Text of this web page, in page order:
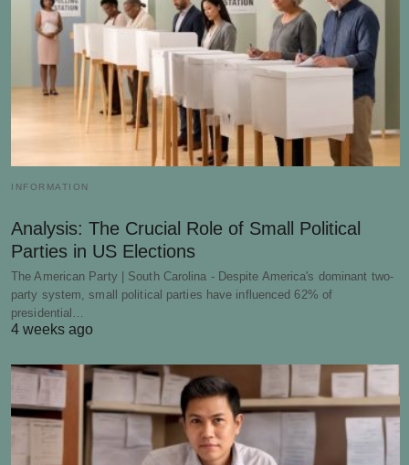
INFORMATION
Analysis: The Crucial Role of Small Political
Parties in US Elections
The American Party | South Carolina - Despite America's dominant two-
party system, small political parties have influenced 62% of
presidential…
4 weeks ago